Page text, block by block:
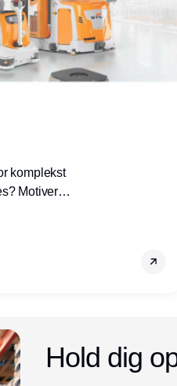
komplekst
Motiveres
Hold dig